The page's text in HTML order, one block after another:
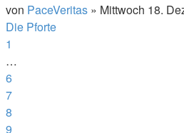
von PaceVeritas » Mittwoch 18.
Die Pforte
1
…
6
7
8
9